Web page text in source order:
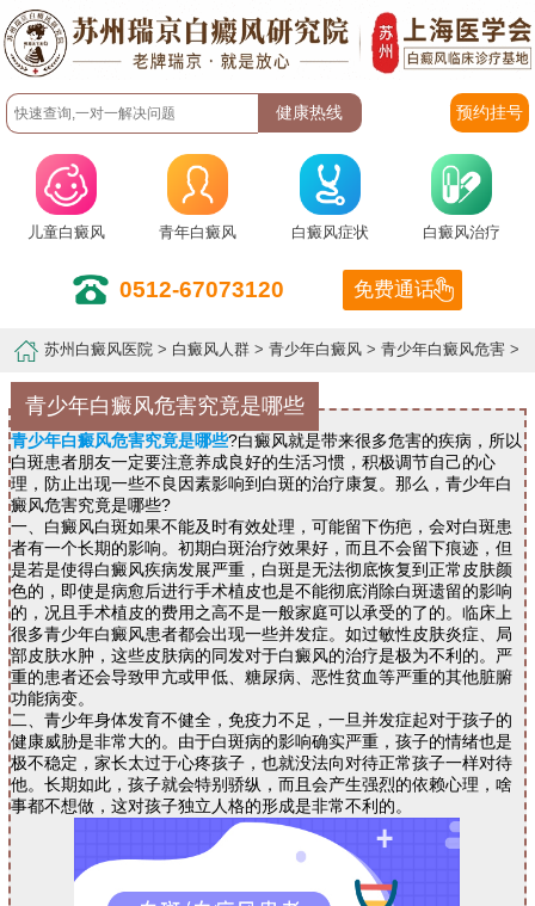
预约挂号
儿童白癜风 青年白癜风 白癜风症状 白癜风治疗
0512-67073120 免费通话
苏州白癜风医院 > 白癜风人群 >青少年白癜风 >青少年白癜风危害 >
青少年白癜风危害究竟是哪些
青少年白癜风危害究竟是哪些?白癜风就是带来很多危害的疾病，所以
白斑患者朋友一定要注意养成良好的生活习惯，积极调节自己的心
理，防止出现一些不良因素影响到白斑的治疗康复。那么，青少年白
癜风危害究竟是哪些?
一、白癜风白斑如果不能及时有效处理，可能留下伤疤，会对白斑患
者有一个长期的影响。初期白斑治疗效果好，而且不会留下痕迹，但
是若是使得白癜风疾病发展严重，白斑是无法彻底恢复到正常皮肤颜
色的，即使是病愈后进行手术植皮也是不能彻底消除白斑遗留的影响
的，况且手术植皮的费用之高不是一般家庭可以承受的了的。临床上
很多青少年白癜风患者都会出现一些并发症。如过敏性皮肤炎症、局
部皮肤水肿，这些皮肤病的同发对于白癜风的治疗是极为不利的。严
重的患者还会导致甲亢或甲低、糖尿病、恶性贫血等严重的其他脏腑
功能病变。
二、青少年身体发育不健全，免疫力不足，一旦并发症起对于孩子的
健康威胁是非常大的。由于白斑病的影响确实严重，孩子的情绪也是
极不稳定，家长太过于心疼孩子，也就没法向对待正常孩子一样对待
他。长期如此，孩子就会特别骄纵，而且会产生强烈的依赖心理，啥
事都不想做，这对孩子独立人格的形成是非常不利的。